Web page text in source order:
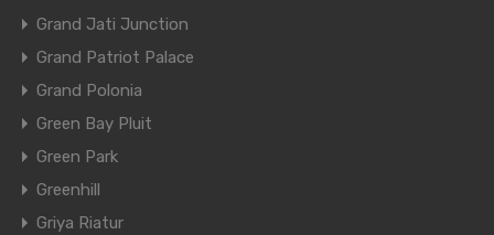
Grand Jati Junction
Grand Patriot Palace
Grand Polonia
Green Bay Pluit
Green Park
Greenhill
Griya Riatur